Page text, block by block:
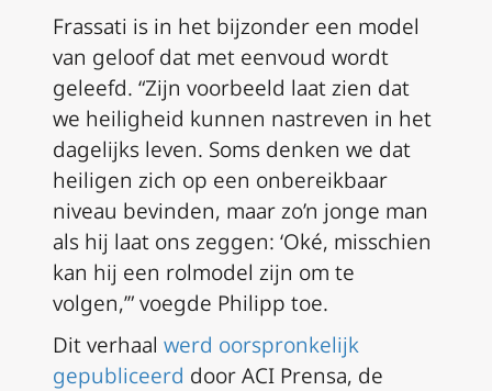
Frassati is in het bijzonder een model
van geloof dat met eenvoud wordt
geleefd. “Zijn voorbeeld laat zien dat
we heiligheid kunnen nastreven in het
dagelijks leven. Soms denken we dat
heiligen zich op een onbereikbaar
niveau bevinden, maar zo’n jonge man
als hij laat ons zeggen: ‘Oké, misschien
kan hij een rolmodel zijn om te
volgen,’” voegde Philipp toe.
Dit verhaal werd oorspronkelijk
gepubliceerd door ACI Prensa, de